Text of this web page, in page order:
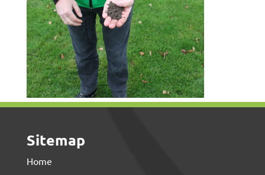
Sitemap
Home